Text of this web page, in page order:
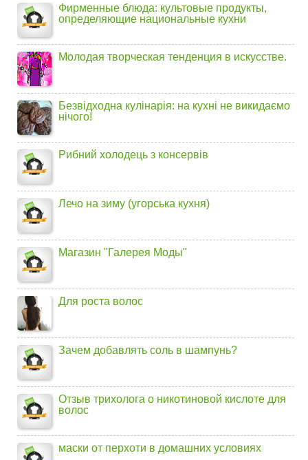
Фирменные блюда: культовые продукты,
определяющие национальные кухни
Молодая творческая тенденция в искусстве.
Безвідходна кулінарія: на кухні не викидаємо
нічого!
Рибний холодець з консервів
Лечо на зиму (угорська кухня)
Магазин "Галерея Моды"
Для роста волос
Зачем добавлять соль в шампунь?
Отзыв трихолога о никотиновой кислоте для
волос
маски от перхоти в домашних условиях